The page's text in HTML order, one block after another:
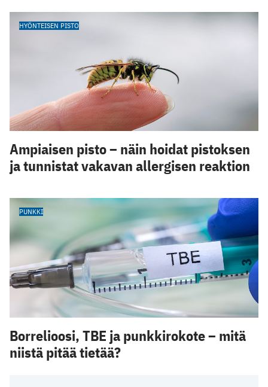
HYÖNTEISEN PISTO
Ampiaisen pisto – näin hoidat pistoksen
ja tunnistat vakavan allergisen reaktion
PUNKKI
Borrelioosi, TBE ja punkkirokote – mitä
niistä pitää tietää?